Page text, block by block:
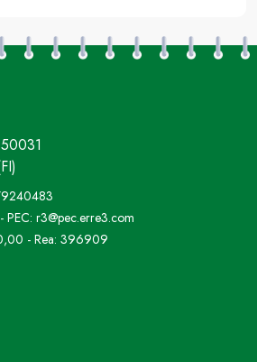
PEC: r3@pec.erre3.com
- Rea: 396909